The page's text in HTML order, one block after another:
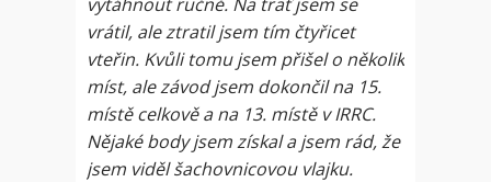
vrátil, ale ztratil jsem tím čtyřicet
vteřin. Kvůli tomu jsem přišel o několik
míst, ale závod jsem dokončil na 15.
místě celkově a na 13. místě v IRRC.
Nějaké body jsem získal a jsem rád, že
jsem viděl šachovnicovou vlajku.